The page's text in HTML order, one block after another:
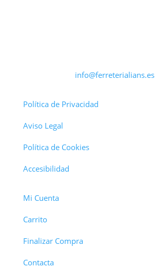
info@ferreterialians.es
Política de Privacidad
Aviso Legal
Política de Cookies
Accesibilidad
Mi Cuenta
Carrito
Finalizar Compra
Contacta